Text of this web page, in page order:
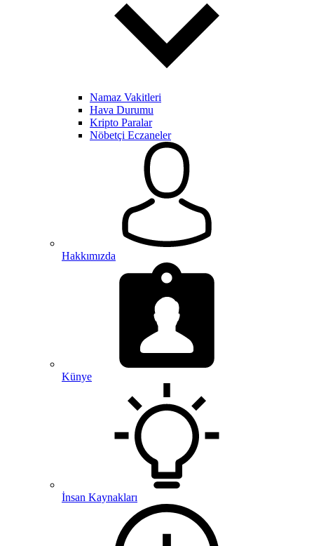
Namaz Vakitleri
Hava Durumu
Kripto Paralar
Nöbetçi Eczaneler
Hakkımızda
Künye
İnsan Kaynakları